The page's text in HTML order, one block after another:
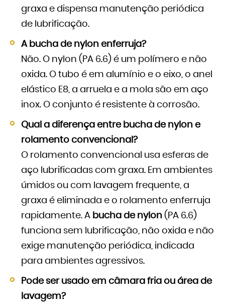
graxa e dispensa manutenção periódica
de lubrificação.
A bucha de nylon enferruja?
Não. O nylon (PA 6.6) é um polímero e não
oxida. O tubo é em alumínio e o eixo, o anel
elástico E8, a arruela e a mola são em aço
inox. O conjunto é resistente à corrosão.
Qual a diferença entre bucha de nylon e
rolamento convencional?
O rolamento convencional usa esferas de
aço lubrificadas com graxa. Em ambientes
úmidos ou com lavagem frequente, a
graxa é eliminada e o rolamento enferruja
rapidamente. A bucha de nylon (PA 6.6)
funciona sem lubrificação, não oxida e não
exige manutenção periódica, indicada
para ambientes agressivos.
Pode ser usado em câmara fria ou área de
lavagem?